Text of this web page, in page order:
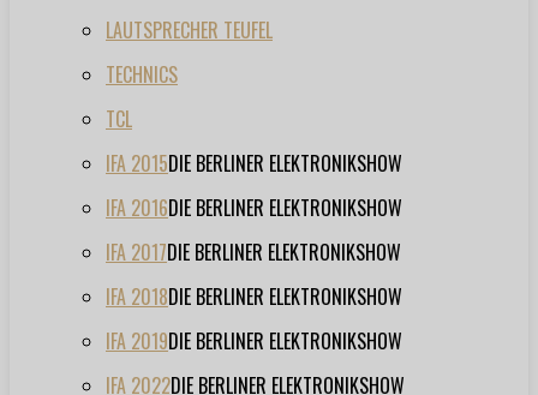
LAUTSPRECHER TEUFEL
TECHNICS
TCL
IFA 2015DIE BERLINER ELEKTRONIKSHOW
IFA 2016DIE BERLINER ELEKTRONIKSHOW
IFA 2017DIE BERLINER ELEKTRONIKSHOW
IFA 2018DIE BERLINER ELEKTRONIKSHOW
IFA 2019DIE BERLINER ELEKTRONIKSHOW
IFA 2022DIE BERLINER ELEKTRONIKSHOW